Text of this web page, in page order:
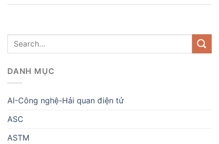
DANH MỤC
AI-Công nghệ-Hải quan điện tử
ASC
ASTM